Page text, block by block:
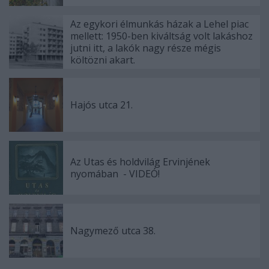
Az egykori élmunkás házak a Lehel piac
mellett: 1950-ben kiváltság volt lakáshoz
jutni itt, a lakók nagy része mégis
költözni akart.
Hajós utca 21.
Az Utas és holdvilág Ervinjének
nyomában - VIDEÓ!
Nagymező utca 38.